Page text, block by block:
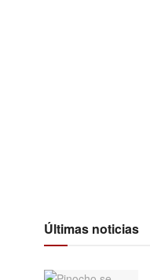
Últimas noticias